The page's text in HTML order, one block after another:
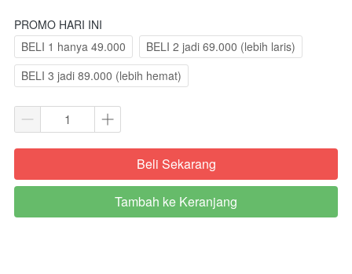
PROMO HARI INI
BELI 1 hanya 49.000
BELI 2 jadi 69.000 (lebih laris)
BELI 3 jadi 89.000 (lebih hemat)
`Beli Sekarang
`
Tambah ke Keranjang